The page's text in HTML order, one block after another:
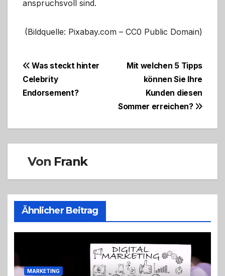
anspruchsvoll sind.
(Bildquelle: Pixabay.com – CC0 Public Domain)
Beitragsnavigation
Mit welchen 5 Tipps
können Sie Ihre
Kunden diesen
Sommer erreichen?
Was steckt hinter
Celebrity
Endorsement?
Von Frank
Ähnlicher Beitrag
MARKETING